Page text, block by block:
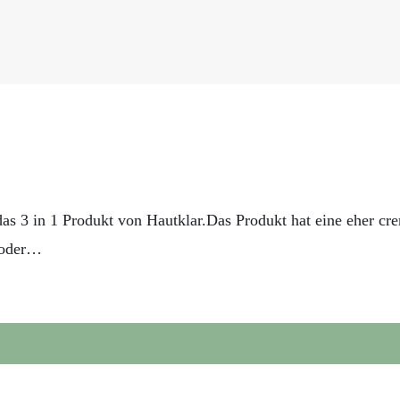
3 in 1 Produkt von Hautklar.Das Produkt hat eine eher